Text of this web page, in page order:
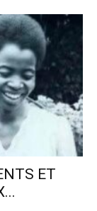
ET